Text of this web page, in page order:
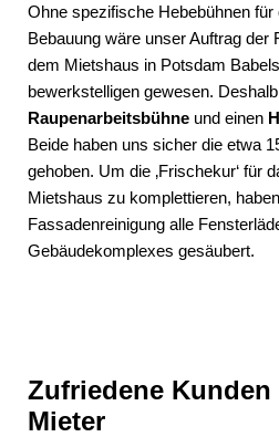
Ohne spezifische Hebebühnen
Bebauung wäre unser Auftrag der
dem Mietshaus in Potsdam
bewerkstelligen gewesen.
Raupenarbeitsbühne und einen
Beide haben uns sicher die etwa
gehoben. Um die ‚Frischekur‘ für
Mietshaus zu komplettieren,
Fassadenreinigung alle
Gebäudekomplexes gesäubert.
Zufriedene Kunden
Mieter